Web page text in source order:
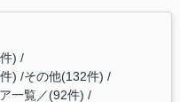
)
) その他(132件)
一覧／(92件)